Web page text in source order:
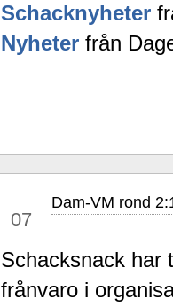
Schacknyheter
Nyheter från
07
Dam-VM rond
Schacksnack har
frånvaro i